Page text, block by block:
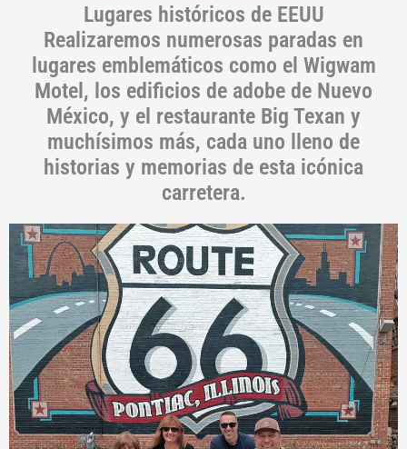
Lugares históricos de EEUU
Realizaremos numerosas paradas en
lugares emblemáticos como el Wigwam
Motel, los edificios de adobe de Nuevo
México, y el restaurante Big Texan y
muchísimos más, cada uno lleno de
historias y memorias de esta icónica
carretera.